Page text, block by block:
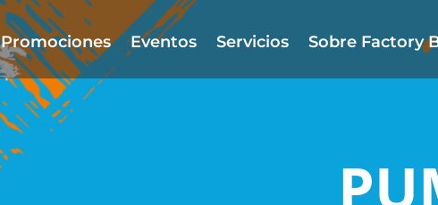
Promociones Eventos Servicios Sobre Factory